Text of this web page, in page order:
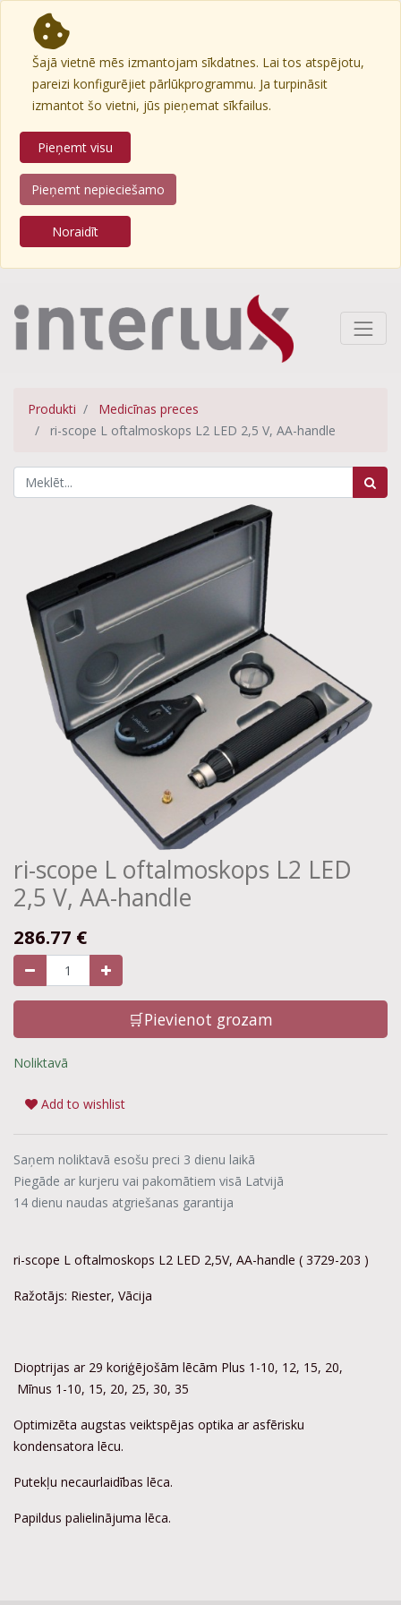
Šajā vietnē mēs izmantojam sīkdatnes. Lai tos atspējotu,
pareizi konfigurējiet pārlūkprogrammu. Ja turpināsit
izmantot šo vietni, jūs pieņemat sīkfailus.
Pieņemt visu
Pieņemt nepieciešamo
Noraidīt
Produkti
Medicīnas preces
ri-scope L oftalmoskops L2 LED 2,5 V, AA-handle
ri-scope L oftalmoskops L2 LED
2,5 V, AA-handle
286.77 €
🛒Pievienot grozam
Noliktavā
Add to wishlist
Saņem noliktavā esošu preci 3 dienu laikā
Piegāde ar kurjeru vai pakomātiem visā Latvijā
14 dienu naudas atgriešanas garantija
ri-scope L oftalmoskops L2 LED 2,5V, AA-handle ( 3729-203 )
Ražotājs: Riester, Vācija
Dioptrijas ar 29 koriģējošām lēcām Plus 1-10, 12, 15, 20,
Mīnus 1-10, 15, 20, 25, 30, 35
Optimizēta augstas veiktspējas optika ar asfērisku
kondensatora lēcu.
Putekļu necaurlaidības lēca.
Papildus palielinājuma lēca.